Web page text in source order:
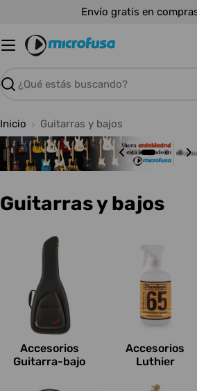
contenido
Envío gratis en
Buscar
Inicio Guitarras y bajos
C
Guitarras y bajos
Accesorios
Guitarra-bajo
Accesorios
Luthier